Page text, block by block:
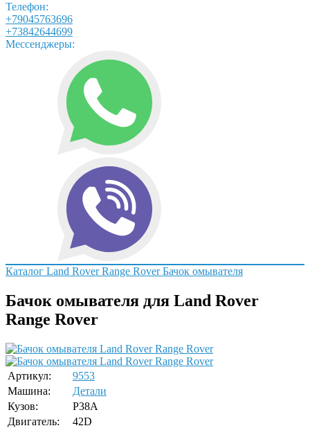
Телефон:
+79045763696
+73842644699
Мессенджеры:
Каталог Land RoverRange RoverБачок омывателя
Бачок омывателя для Land Rover
Range Rover
Артикул:
9553
Машина:
Детали
Кузов:
P38A
Двигатель:
42D